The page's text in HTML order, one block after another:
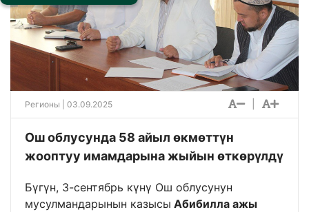
Регионы | 03.09.2025
Ош облусунда 58 айыл өкмөттүн
жооптуу имамдарына жыйын өткөрүлдү
Бүгүн, 3-сентябрь күнү Ош облусунун
мусулмандарынын казысы Абибилла ажы